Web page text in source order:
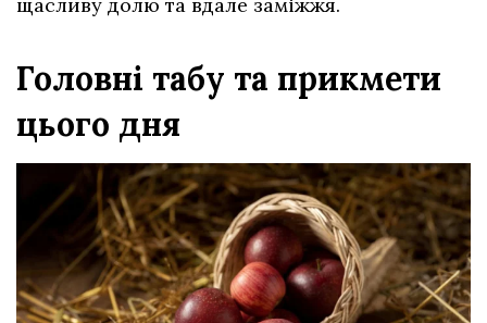
щасливу долю та вдале заміжжя.
Головні табу та прикмети
цього дня